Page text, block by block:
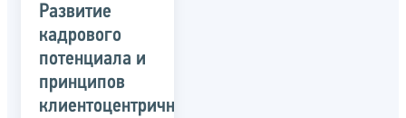
Развитие
кадрового
потенциала и
принципов
клиентоцентричности